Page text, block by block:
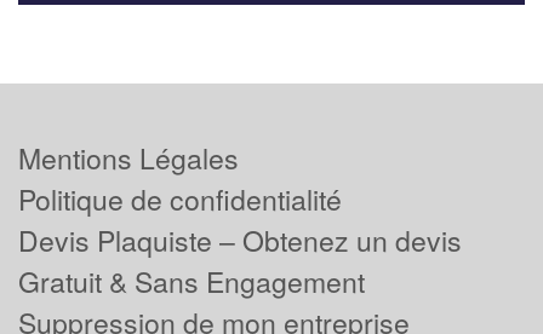
Mentions Légales
Politique de confidentialité
Devis Plaquiste – Obtenez un devis
Gratuit & Sans Engagement
Suppression de mon entreprise